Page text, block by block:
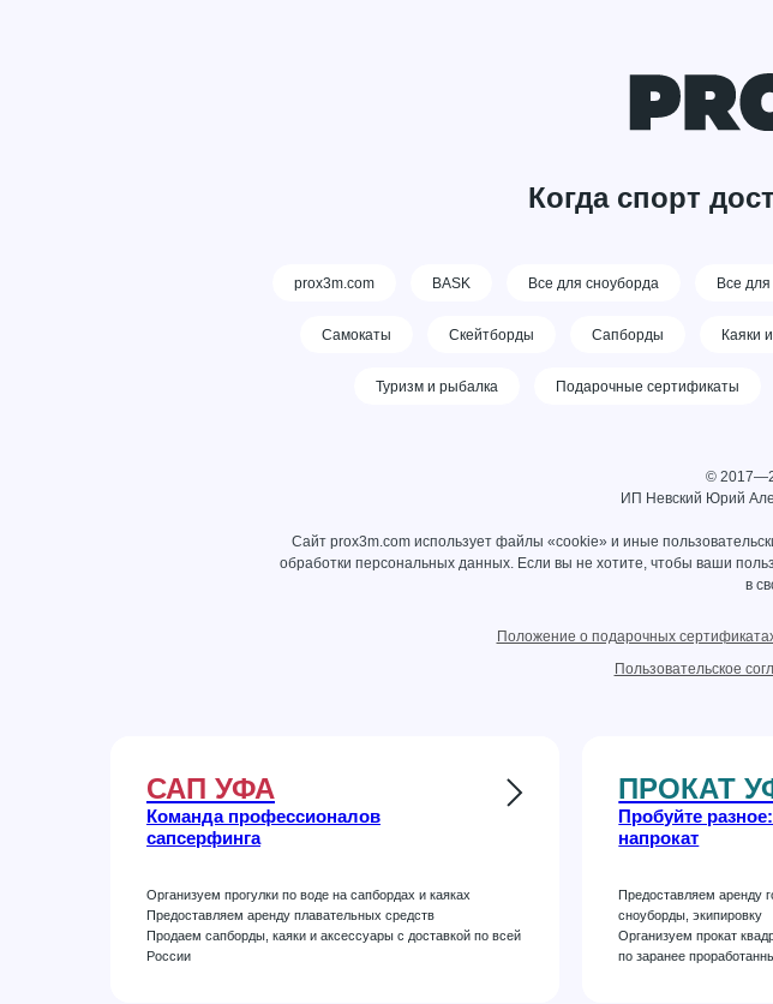
Когда спорт
prox3m.com BASK Все для сноуборда Все
Самокаты Скейтборды Сапборды Каяки
Туризм и рыбалка Подарочные сертификаты
©
ИП Невский Юрий
Сайт prox3m.com использует файлы «cookie» и иные
обработки персональных данных. Если вы не хотите, чтобы ваши
в
Положение о подарочных
Пользовательское
САП УФА
Команда профессионалов
сапсерфинга
Организуем прогулки по воде на сапбордах и каяках
Предоставляем аренду плавательных средств
Продаем сапборды, каяки и аксессуары с доставкой по всей
России
ПРОКАТ
Пробуйте
напрокат
Предоставляем аренду
сноуборды, экипировку
Организуем прокат
по заранее